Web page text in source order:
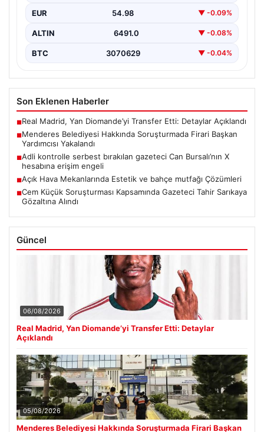
olarak aranan Belediye Başkan Yardımcısı…
EUR 54.98 ▼ -0.09%
ALTIN 6491.0 ▼ -0.08%
BTC 3070629 ▼ -0.04%
Son Eklenen Haberler
■Real Madrid, Yan Diomande’yi Transfer Etti: Detaylar Açıklandı
■Menderes Belediyesi Hakkında Soruşturmada Firari Başkan
Yardımcısı Yakalandı
■Adli kontrolle serbest bırakılan gazeteci Can Bursalı’nın X
hesabına erişim engeli
■Açık Hava Mekanlarında Estetik ve bahçe mutfağı Çözümleri
■Cem Küçük Soruşturması Kapsamında Gazeteci Tahir Sarıkaya
Gözaltına Alındı
Güncel
06/08/2026
Real Madrid, Yan Diomande’yi Transfer Etti: Detaylar
Açıklandı
05/08/2026
Menderes Belediyesi Hakkında Soruşturmada Firari Başkan